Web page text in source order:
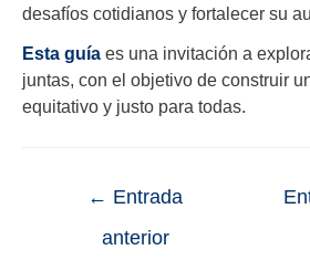
desafíos cotidianos y fortalecer su
Esta guía es una invitación a
juntas, con el objetivo de construir
equitativo y justo para todas.
← Entrada
anterior